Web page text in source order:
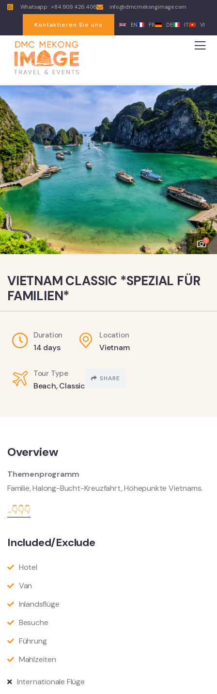
Whatsapp : +84.909.426.406 info@dmcmekongimage.com
Kontaktieren Sie uns EN FR DE IT VI
5
VIETNAM CLASSIC *SPEZIAL FÜR
FAMILIEN*
Duration
14 days
Location
Vietnam
Tour Type
Beach,Classic
SHARE
Overview
Themenprogramm
Familie, Halong-Bucht-Kreuzfahrt, Höhepunkte Vietnams.
...👇👇👇
Included/Exclude
Hotel
Van
Inlandsflüge
Besuche
Führung
Mahlzeiten
Internationale Flüge